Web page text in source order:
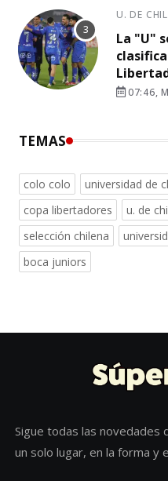
U. DE
La "U"
07:46,
TEMAS
colo colo universidad de
copa libertadores
u. de
selección chilena
boca juniors
Sigue todas las novedades
un solo lugar, en la forma y